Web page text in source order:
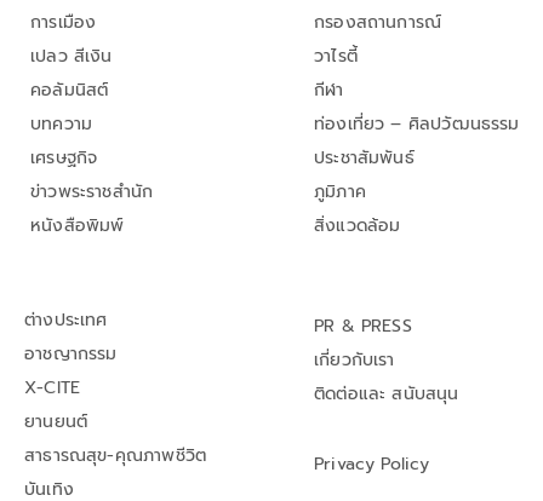
การเมือง
เปลว สีเงิน
คอลัมนิสต์
บทความ
เศรษฐกิจ
ข่าวพระราชสำนัก
หนังสือพิมพ์
กรองสถานการณ์
วาไรตี้
กีฬา
ท่องเที่ยว – ศิลปวัฒนธรรม
ประชาสัมพันธ์
ภูมิภาค
สิ่งแวดล้อม
ต่างประเทศ
อาชญากรรม
X-CITE
ยานยนต์
สาธารณสุข-คุณภาพชีวิต
บันเทิง
PR & PRESS
เกี่ยวกับเรา
ติดต่อและ สนับสนุน
Privacy Policy